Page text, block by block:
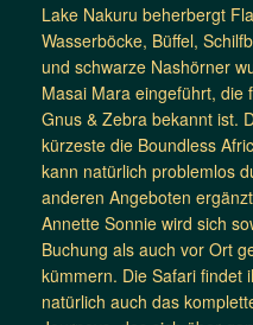
Lake Nakuru beherbergt
Wasserböcke, Büffel,
und schwarze Nashörner
Masai Mara eingeführt, die
Gnus & Zebra bekannt ist.
kürzeste die Boundless
kann natürlich problemlos
anderen Angeboten
Annette Sonnie wird sich
Buchung als auch vor Ort
kümmern. Die Safari findet
natürlich auch das